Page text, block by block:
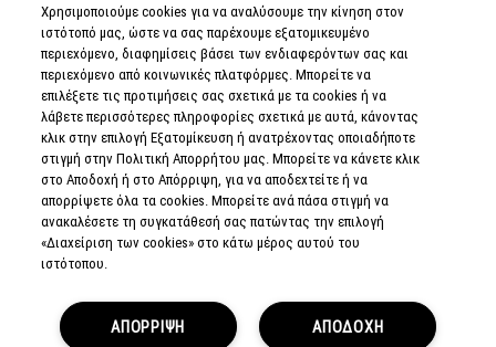
ΜΥ M·A·C / ΕΙΣΟΔΟΣ
ΣΥΝΔΕΘΕΙΤΕ
ΠΟΛΙΤΙΚΗ
ΑΠΟΡΡΗΤΟΥ
ΟΡΟΙ
ΠΩΛΗΣΗΣ
ΠΟΛΙΤΙΚΗ
Χρησιμοποιούμε cookies για να αναλύσουμε την κίνηση στον
ιστότοπό μας, ώστε να σας παρέχουμε εξατομικευμένο
περιεχόμενο, διαφημίσεις βάσει των ενδιαφερόντων σας και
περιεχόμενο από κοινωνικές πλατφόρμες. Μπορείτε να
επιλέξετε τις προτιμήσεις σας σχετικά με τα cookies ή να
λάβετε περισσότερες πληροφορίες σχετικά με αυτά, κάνοντας
κλικ στην επιλογή Εξατομίκευση ή ανατρέχοντας οποιαδήποτε
στιγμή στην Πολιτική Απορρήτου μας. Μπορείτε να κάνετε κλικ
στο Αποδοχή ή στο Απόρριψη, για να αποδεχτείτε ή να
απορρίψετε όλα τα cookies. Μπορείτε ανά πάσα στιγμή να
ανακαλέσετε τη συγκατάθεσή σας πατώντας την επιλογή
«Διαχείριση των cookies» στο κάτω μέρος αυτού του
ιστότοπου.
ΑΠΟΔΟΧΗ
ΑΠΟΡΡΙΨΗ